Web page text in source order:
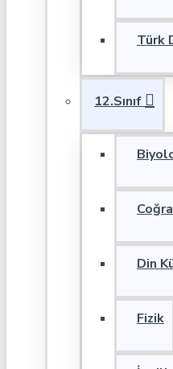
Türk
12.Sınıf
Din
Fizik